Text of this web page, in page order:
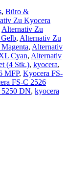
, Büro &
Zu Kyocera
Alternativ Zu
, Alternativ Zu
, Alternativ
Cyan, Alternativ
(4 Stk.), kyocera,
MFP, Kyocera FS-
FS-C 2526
DN, kyocera